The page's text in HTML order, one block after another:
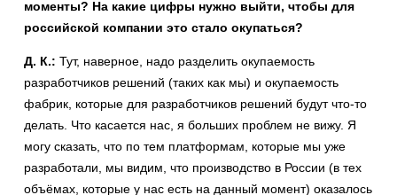
моменты? На какие цифры нужно выйти, чтобы для
российской компании это стало окупаться?
Д. К.: Тут, наверное, надо разделить окупаемость
разработчиков решений (таких как мы) и окупаемость
фабрик, которые для разработчиков решений будут что-то
делать. Что касается нас, я больших проблем не вижу. Я
могу сказать, что по тем платформам, которые мы уже
разработали, мы видим, что производство в России (в тех
объёмах, которые у нас есть на данный момент) оказалось